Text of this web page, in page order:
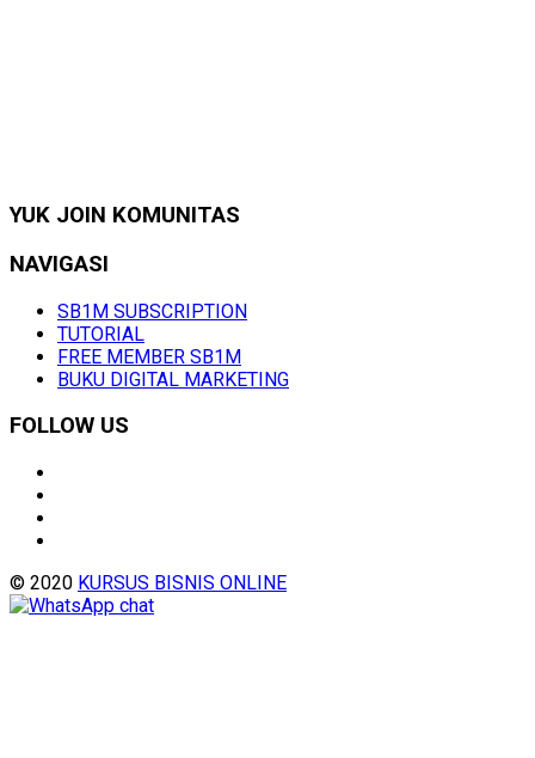
YUK JOIN KOMUNITAS
NAVIGASI
SB1M SUBSCRIPTION
TUTORIAL
FREE MEMBER SB1M
BUKU DIGITAL MARKETING
FOLLOW US
© 2020 KURSUS BISNIS ONLINE